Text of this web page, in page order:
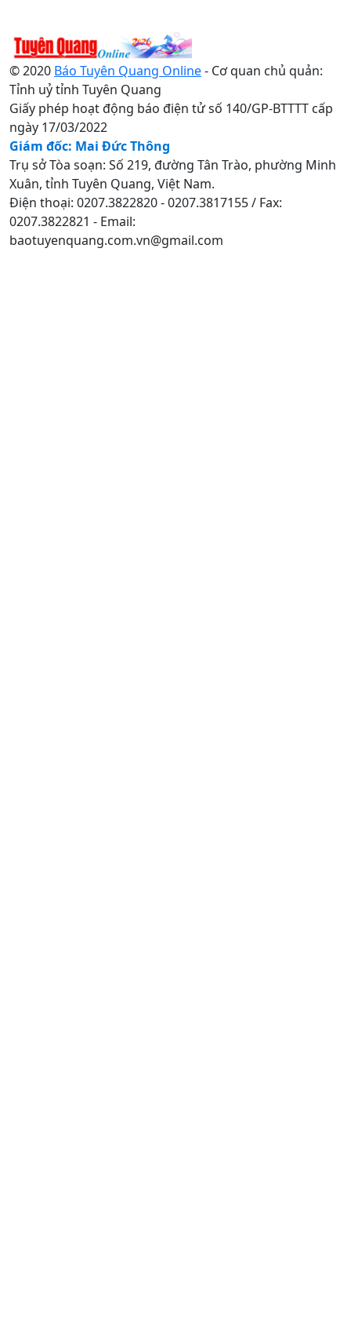
© 2020 Báo Tuyên Quang Online- Cơ quan chủ quản:
Tỉnh uỷ tỉnh Tuyên Quang
Giấy phép hoạt động báo điện tử số 140/GP-BTTTT cấp
ngày 17/03/2022
Giám đốc: Mai Đức Thông
Trụ sở Tòa soạn: Số 219, đường Tân Trào, phường Minh
Xuân, tỉnh Tuyên Quang, Việt Nam.
Điện thoại: 0207.3822820 - 0207.3817155 / Fax:
0207.3822821 - Email:
baotuyenquang.com.vn@gmail.com